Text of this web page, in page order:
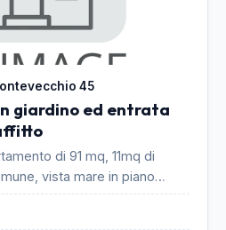
45
giardino ed entrata
di 91 mq, 11mq di
vista mare in piano
da Vasto Marina. Vasto ...